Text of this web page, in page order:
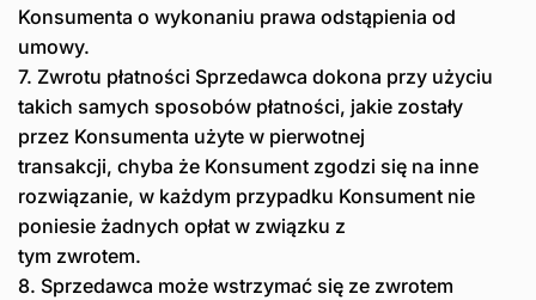
Konsumenta o wykonaniu prawa odstąpienia od
umowy.
7. Zwrotu płatności Sprzedawca dokona przy użyciu
takich samych sposobów płatności, jakie zostały
przez Konsumenta użyte w pierwotnej
transakcji, chyba że Konsument zgodzi się na inne
rozwiązanie, w każdym przypadku Konsument nie
poniesie żadnych opłat w związku z
tym zwrotem.
8. Sprzedawca może wstrzymać się ze zwrotem